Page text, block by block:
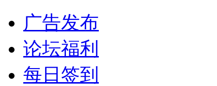
广告发布
论坛福利
每日签到